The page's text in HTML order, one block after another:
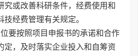
究或改善科研条件，经费使用和
经费管理有关规定。
要按照项目申报书的承诺和合作
定，及时落实企业投入和自筹资